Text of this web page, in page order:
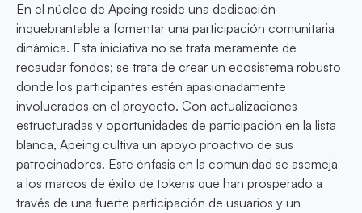
En el núcleo de Apeing reside una dedicación
inquebrantable a fomentar una participación comunitaria
dinámica. Esta iniciativa no se trata meramente de
recaudar fondos; se trata de crear un ecosistema robusto
donde los participantes estén apasionadamente
involucrados en el proyecto. Con actualizaciones
estructuradas y oportunidades de participación en la lista
blanca, Apeing cultiva un apoyo proactivo de sus
patrocinadores. Este énfasis en la comunidad se asemeja
a los marcos de éxito de tokens que han prosperado a
través de una fuerte participación de usuarios y un